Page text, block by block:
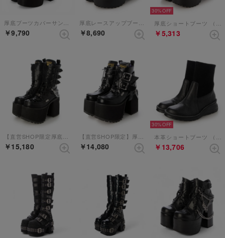
￥9,790 ￥8,690
30%
￥5,313
￥15,180 ￥14,080
30%
￥13,706